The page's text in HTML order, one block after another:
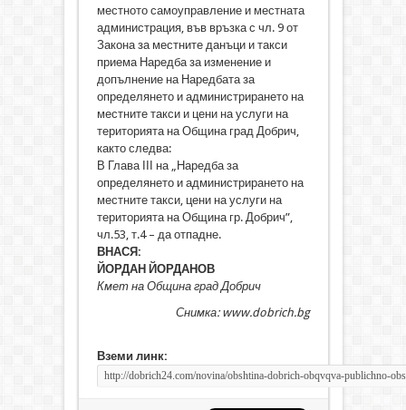
местното самоуправление и местната
администрация, във връзка с чл. 9 от
Закона за местните данъци и такси
приема Наредба за изменение и
допълнение на Наредбата за
определянето и администрирането на
местните такси и цени на услуги на
територията на Община град Добрич,
както следва:
В Глава ІІІ на „Наредба за
определянето и администрирането на
местните такси, цени на услуги на
територията на Община гр. Добрич”,
чл.53, т.4 – да отпадне.
ВНАСЯ:
ЙОРДАН ЙОРДАНОВ
Кмет на Община град Добрич
Снимка: www.dobrich.bg
Вземи линк: